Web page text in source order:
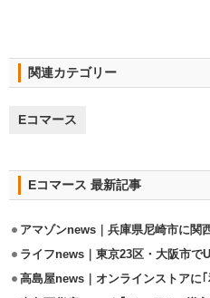
関連カテゴリー
Eコマース
Eコマース 最新記事
高島屋news｜オンラインストアに